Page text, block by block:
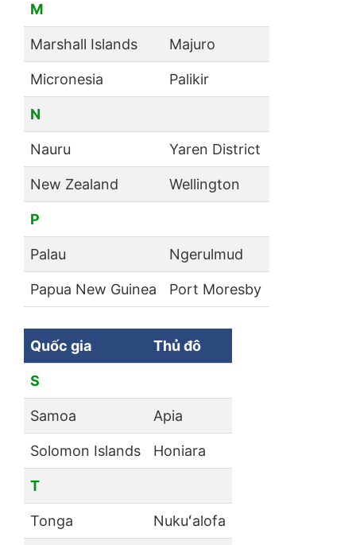
M
Marshall Islands Majuro
Micronesia Palikir
N
Nauru Yaren District
New Zealand Wellington
P
Palau Ngerulmud
Papua New Guinea Port Moresby
Quốc gia Thủ đô
S
Samoa Apia
Solomon Islands Honiara
T
Tonga Nukuʻalofa